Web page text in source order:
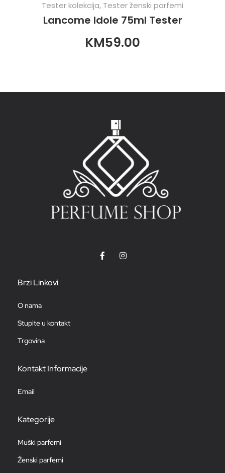
Tester kolekcija, Tester ženski parfemi
Lancome Idole 75ml Tester
KM59.00
Brzi Linkovi
O nama
Stupite u kontakt
Trgovina
Kontakt Informacije
Email
Kategorije
Muški parfemi
Ženski parfemi